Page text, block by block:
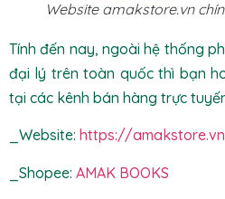
Website amakstore.vn
Tính đến nay, ngoài hệ thống
đại lý trên toàn quốc thì bạn
tại các kênh bán hàng trực
_Website: https://
_Shopee: AMAK BOOKS